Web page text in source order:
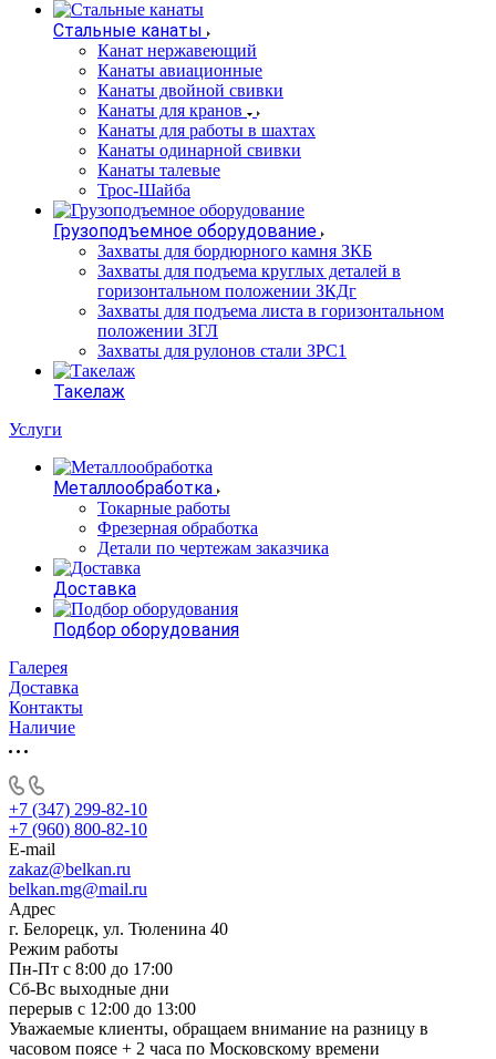
Стальные канаты
Канат нержавеющий
Канаты авиационные
Канаты двойной свивки
Канаты для кранов
Канаты для работы в шахтах
Канаты одинарной свивки
Канаты талевые
Трос-Шайба
Грузоподъемное оборудование
Захваты для бордюрного камня ЗКБ
Захваты для подъема круглых деталей в
горизонтальном положении ЗКДг
Захваты для подъема листа в горизонтальном
положении ЗГЛ
Захваты для рулонов стали ЗРС1
Такелаж
Услуги
Металлообработка
Токарные работы
Фрезерная обработка
Детали по чертежам заказчика
Доставка
Подбор оборудования
Галерея
Доставка
Контакты
Наличие
+7 (347) 299-82-10
+7 (960) 800-82-10
E-mail
zakaz@belkan.ru
belkan.mg@mail.ru
Адрес
г. Белорецк, ул. Тюленина 40
Режим работы
Пн-Пт с 8:00 до 17:00
Сб-Вс выходные дни
перерыв с 12:00 до 13:00
Уважаемые клиенты, обращаем внимание на разницу в
часовом поясе + 2 часа по Московскому времени